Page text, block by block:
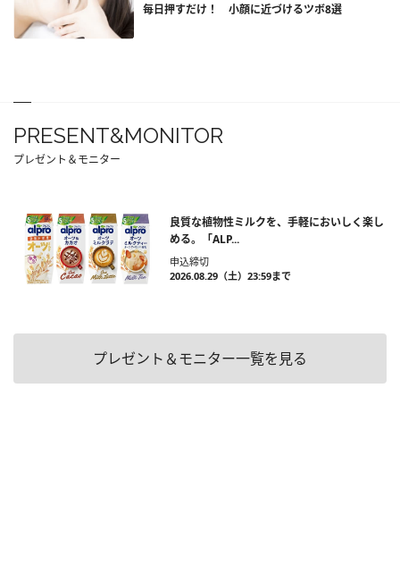
毎日押すだけ！ 小顔に近づけるツボ8選
PRESENT&MONITOR
プレゼント＆モニター
良質な植物性ミルクを、手軽においしく楽し
める。「ALP...
申込締切
2026.08.29（土）23:59まで
プレゼント＆モニター一覧を見る